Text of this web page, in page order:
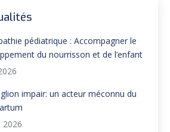
pédiatrique : Accompagner le
du nourrisson et de l’enfant
impair: un acteur méconnu du
2026